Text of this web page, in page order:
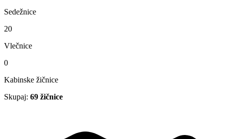
Sedežnice
20
Vlečnice
0
Kabinske žičnice
Skupaj: 69 žičnice